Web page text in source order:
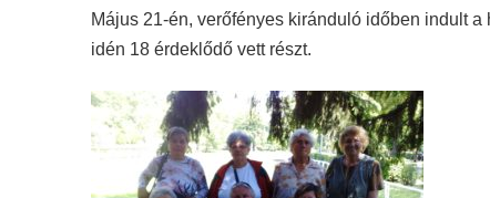
Május 21-én, verőfényes kiránduló időben indult
idén 18 érdeklődő vett részt.